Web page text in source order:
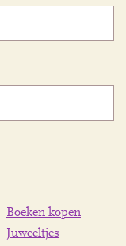
Boeken kopen
Juweeltjes